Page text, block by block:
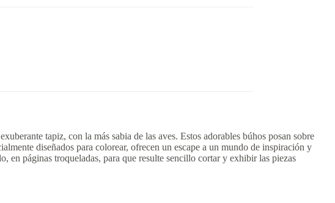
tapiz, con la más sabia de las aves. Estos adorables búhos posan sobre
diseñados para colorear, ofrecen un escape a un mundo de inspiración y
en páginas troqueladas, para que resulte sencillo cortar y exhibir las piezas